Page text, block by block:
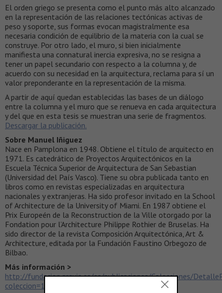
El orden griego se presenta como el punto más alto alcanzado
en la representación de las relaciones tectónicas activas de
peso y soporte, sus formas evocan magistralmente esa
necesaria condición de equilibrio de la materia con la cual se
construye. Por otro lado, el muro, si bien inicialmente
manifiesta una connatural inercia expresiva, no se resigna a
tener un papel secundario con respecto a la columna y, de
acuerdo con su necesidad en la arquitectura, reclama para sí un
valor preponderante en la representación de la misma.
A partir de aquí quedan establecidas las bases de un diálogo
entre la columna y el muro que se renueva en cada arquitectura
y del que en esta tesis se muestran una serie de fragmentos.
Descargar la publicación.
Sobre Manuel Iñiguez
Nace en Pamplona en 1948. Obtiene el título de arquitecto en
1971. Es catedrático de Proyectos Arquitectónicos en la
Escuela Técnica Superior de Arquitectura de San Sebastian
(Universidad del País Vasco). Tiene su obra publicada tanto en
libros como en revistas especializadas en arquitectura
nacionales y extranjeras. Ha sido profesor invitado en la School
of Architecture de la University of Miami. En 1987 obtiene el
Prix Europeén de la Reconstruction de la Ville otorgado por la
Fondation pour l’Architecture Philippe Rothier de Bruselas. Ha
sido director de la revista Composición Arquitectónica, Art &
Architecture, editada por la Fundación Faustino Orbegozo de
Bilbao.
Más información >
http://fundacion.arquia.es/es/publicaciones/Colecciones/
coleccion=1